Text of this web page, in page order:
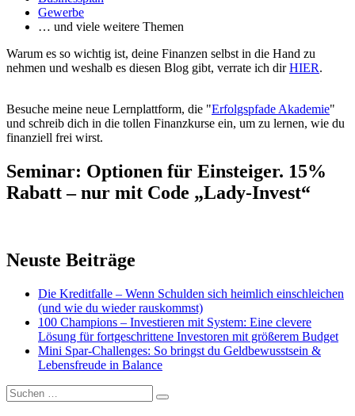
Gewerbe
… und viele weitere Themen
Warum es so wichtig ist, deine Finanzen selbst in die Hand zu
nehmen und weshalb es diesen Blog gibt, verrate ich dirHIER.
Besuche meine neue Lernplattform, die "Erfolgspfade Akademie"
und schreib dich in die tollen Finanzkurse ein, um zu lernen, wie du
finanziell frei wirst.
Seminar: Optionen für Einsteiger. 15%
Rabatt – nur mit Code „Lady-Invest“
Neuste Beiträge
Die Kreditfalle – Wenn Schulden sich heimlich einschleichen
(und wie du wieder rauskommst)
100 Champions – Investieren mit System: Eine clevere
Lösung für fortgeschrittene Investoren mit größerem Budget
Mini Spar-Challenges: So bringst du Geldbewusstsein &
Lebensfreude in Balance
Suchen
nach:
Suchen